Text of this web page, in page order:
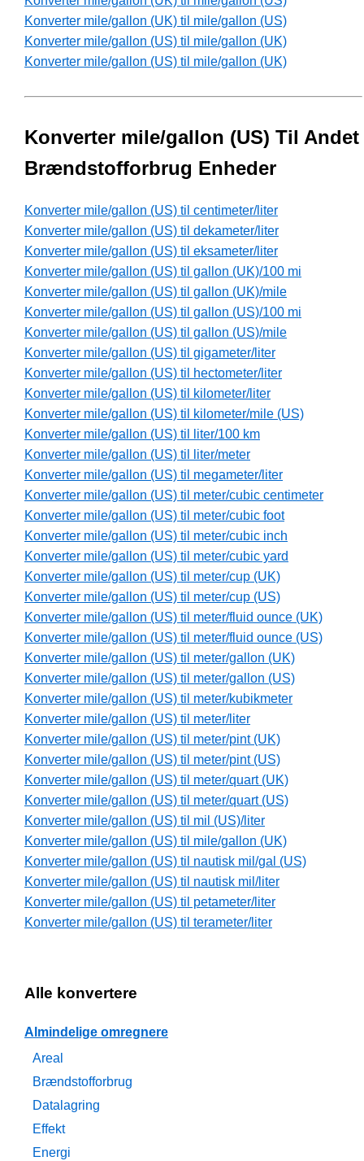
Konverter mile/gallon (UK) til mile/gallon (US)
Konverter mile/gallon (US) til mile/gallon (UK)
Konverter mile/gallon (US) til mile/gallon (UK)
Konverter mile/gallon (US) Til Andet
Brændstofforbrug Enheder
Konverter mile/gallon (US) til centimeter/liter
Konverter mile/gallon (US) til dekameter/liter
Konverter mile/gallon (US) til eksameter/liter
Konverter mile/gallon (US) til gallon (UK)/100 mi
Konverter mile/gallon (US) til gallon (UK)/mile
Konverter mile/gallon (US) til gallon (US)/100 mi
Konverter mile/gallon (US) til gallon (US)/mile
Konverter mile/gallon (US) til gigameter/liter
Konverter mile/gallon (US) til hectometer/liter
Konverter mile/gallon (US) til kilometer/liter
Konverter mile/gallon (US) til kilometer/mile (US)
Konverter mile/gallon (US) til liter/100 km
Konverter mile/gallon (US) til liter/meter
Konverter mile/gallon (US) til megameter/liter
Konverter mile/gallon (US) til meter/cubic centimeter
Konverter mile/gallon (US) til meter/cubic foot
Konverter mile/gallon (US) til meter/cubic inch
Konverter mile/gallon (US) til meter/cubic yard
Konverter mile/gallon (US) til meter/cup (UK)
Konverter mile/gallon (US) til meter/cup (US)
Konverter mile/gallon (US) til meter/fluid ounce (UK)
Konverter mile/gallon (US) til meter/fluid ounce (US)
Konverter mile/gallon (US) til meter/gallon (UK)
Konverter mile/gallon (US) til meter/gallon (US)
Konverter mile/gallon (US) til meter/kubikmeter
Konverter mile/gallon (US) til meter/liter
Konverter mile/gallon (US) til meter/pint (UK)
Konverter mile/gallon (US) til meter/pint (US)
Konverter mile/gallon (US) til meter/quart (UK)
Konverter mile/gallon (US) til meter/quart (US)
Konverter mile/gallon (US) til mil (US)/liter
Konverter mile/gallon (US) til mile/gallon (UK)
Konverter mile/gallon (US) til nautisk mil/gal (US)
Konverter mile/gallon (US) til nautisk mil/liter
Konverter mile/gallon (US) til petameter/liter
Konverter mile/gallon (US) til terameter/liter
Alle konvertere
Almindelige omregnere
Areal
Brændstofforbrug
Datalagring
Effekt
Energi